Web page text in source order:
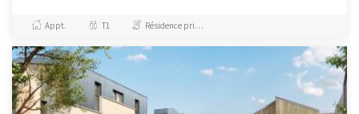
un rayon de 10min à pi...
Appt. T1 Résidence principale / PTZ, Investissement et Défiscalisation